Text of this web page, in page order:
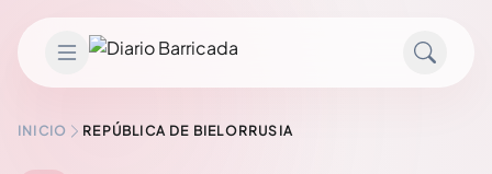
INICIO REPÚBLICA DE BIELORRUSIA